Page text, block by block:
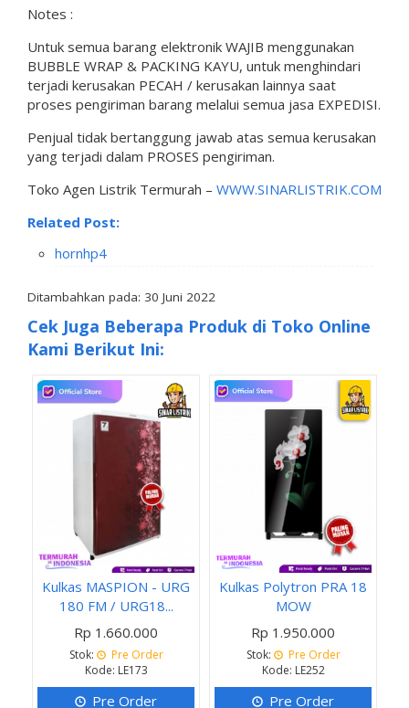
Notes :
Untuk semua barang elektronik WAJIB menggunakan
BUBBLE WRAP & PACKING KAYU, untuk menghindari
terjadi kerusakan PECAH / kerusakan lainnya saat
proses pengiriman barang melalui semua jasa EXPEDISI.
Penjual tidak bertanggung jawab atas semua kerusakan
yang terjadi dalam PROSES pengiriman.
Toko Agen Listrik Termurah – WWW.SINARLISTRIK.COM
Related Post:
hornhp4
Ditambahkan pada: 30 Juni 2022
Cek Juga Beberapa Produk di Toko Online
Kami Berikut Ini:
Kulkas MASPION - URG
180 FM / URG18...
Rp 1.660.000
Stok:
Pre Order
Kode: LE173
Pre Order
Kulkas Polytron PRA 18
MOW
Rp 1.950.000
Stok:
Pre Order
Kode: LE252
Pre Order